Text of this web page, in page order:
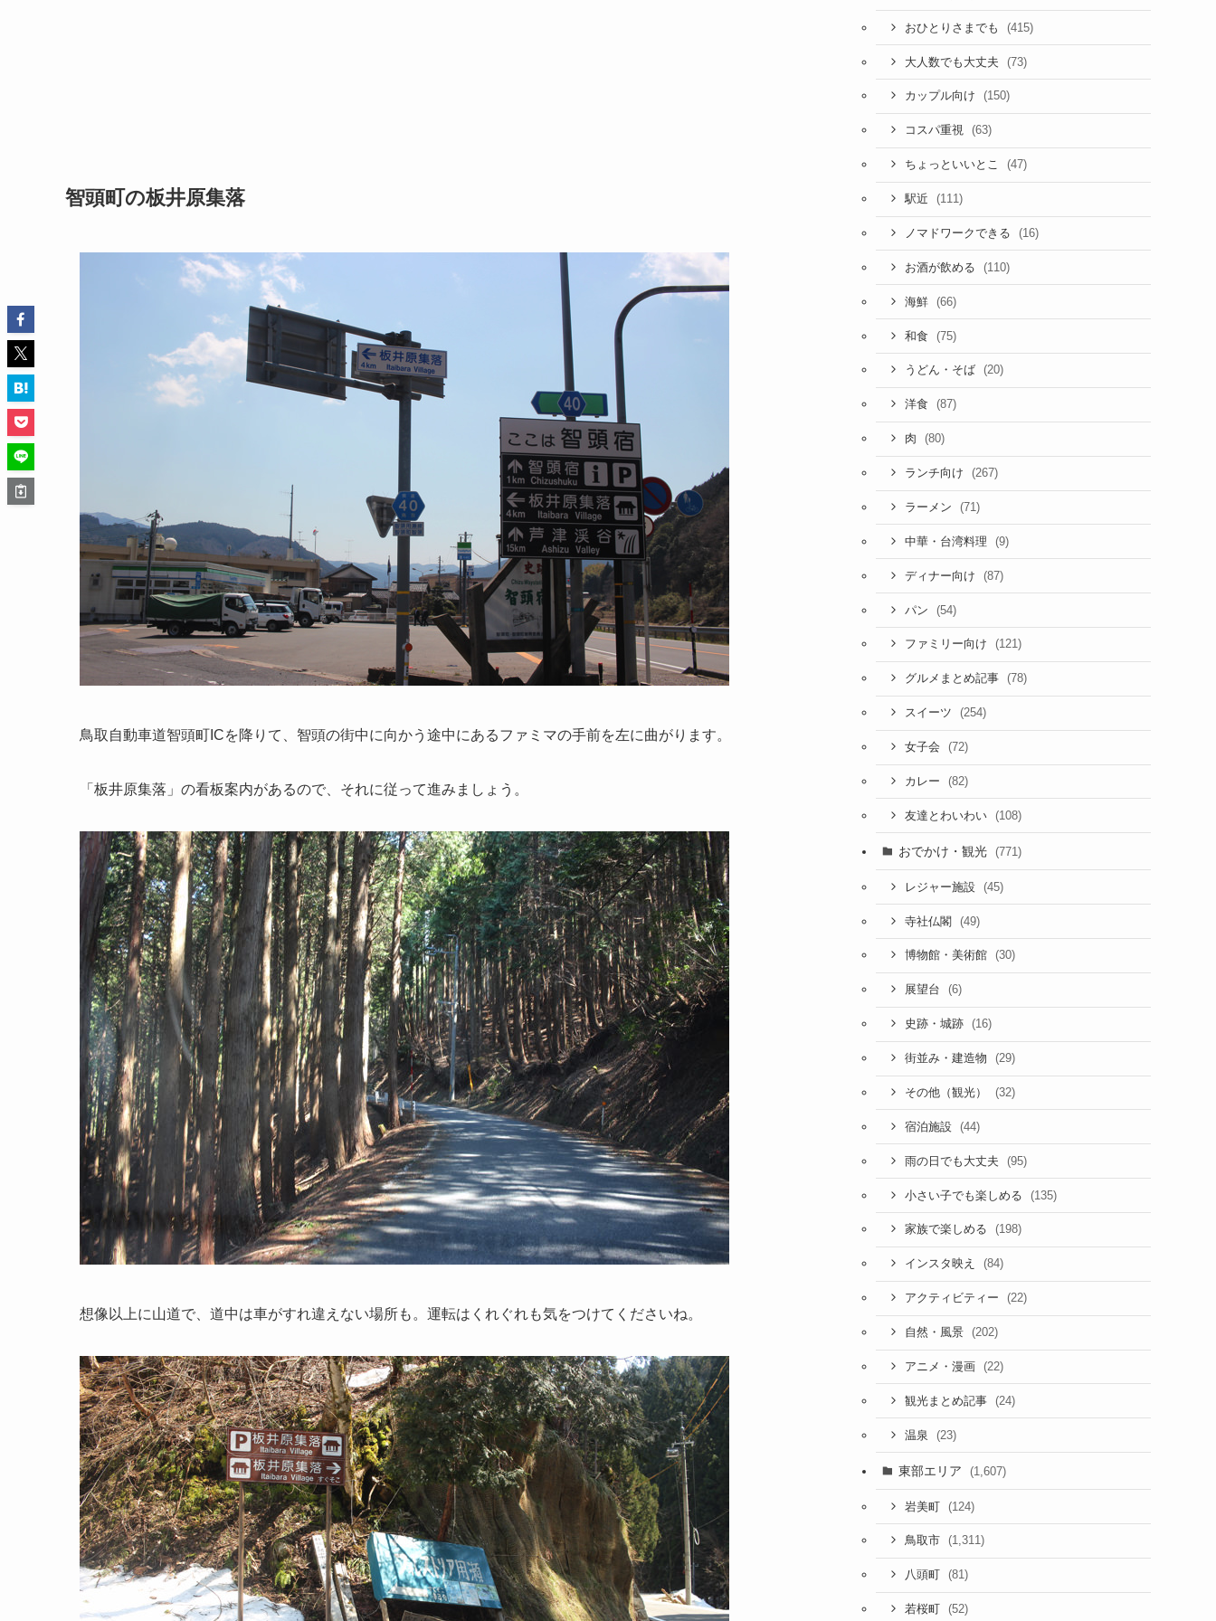
智頭町の板井原集落
鳥取自動車道智頭町ICを降りて、智頭の街中に向かう途中にあるファミマの手前を左に曲がります。
「板井原集落」の看板案内があるので、それに従って進みましょう。
想像以上に山道で、道中は車がすれ違えない場所も。運転はくれぐれも気をつけてくださいね。
おひとりさまでも (415)
大人数でも大丈夫 (73)
カップル向け (150)
コスパ重視 (63)
ちょっといいとこ (47)
駅近 (111)
ノマドワークできる (16)
お酒が飲める (110)
海鮮 (66)
和食 (75)
うどん・そば (20)
洋食 (87)
肉 (80)
ランチ向け (267)
ラーメン (71)
中華・台湾料理 (9)
ディナー向け (87)
パン (54)
ファミリー向け (121)
グルメまとめ記事 (78)
スイーツ (254)
女子会 (72)
カレー (82)
友達とわいわい (108)
おでかけ・観光 (771)
レジャー施設 (45)
寺社仏閣 (49)
博物館・美術館 (30)
展望台 (6)
史跡・城跡 (16)
街並み・建造物 (29)
その他（観光） (32)
宿泊施設 (44)
雨の日でも大丈夫 (95)
小さい子でも楽しめる (135)
家族で楽しめる (198)
インスタ映え (84)
アクティビティー (22)
自然・風景 (202)
アニメ・漫画 (22)
観光まとめ記事 (24)
温泉 (23)
東部エリア (1,607)
岩美町 (124)
鳥取市 (1,311)
八頭町 (81)
若桜町 (52)